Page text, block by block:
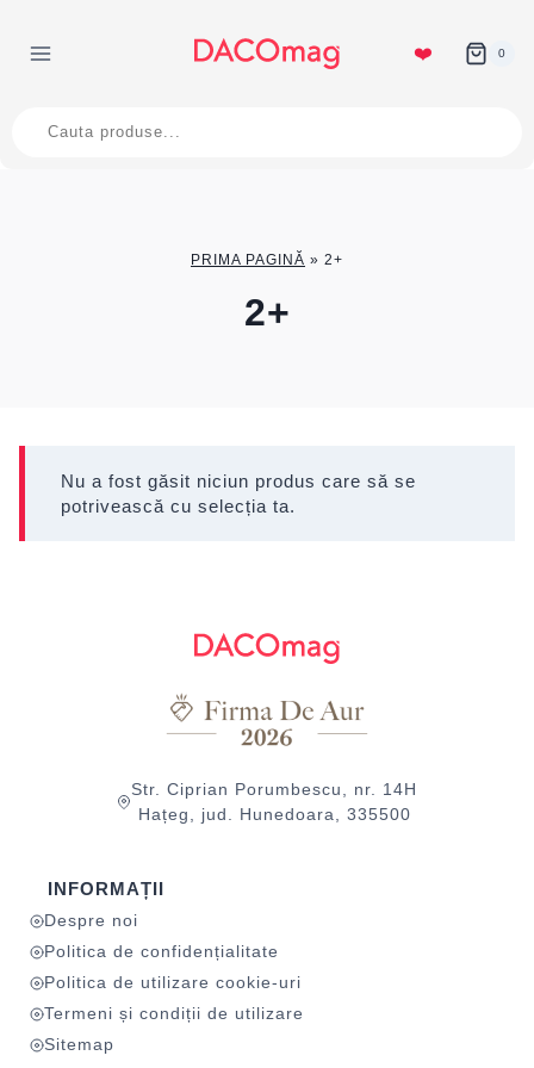
content
❤️ 0
search
PRIMA PAGINĂ » 2+
2+
Nu a fost găsit niciun produs care să se
potrivească cu selecția ta.
Str. Ciprian Porumbescu, nr. 14H
Hațeg, jud. Hunedoara, 335500
INFORMAȚII
Despre noi
Politica de confidențialitate
Politica de utilizare cookie-uri
Termeni și condiții de utilizare
Sitemap